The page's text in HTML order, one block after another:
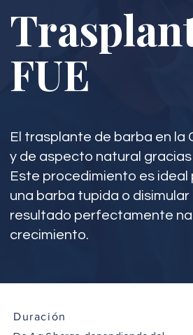
FUE
El trasplante de barba en la
y de aspecto natural gracias
Este procedimiento es ideal
una barba tupida o
resultado perfectamente
crecimiento.
Duración